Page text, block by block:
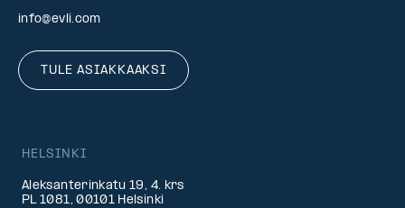
info@evli.com
TULE ASIAKKAAKSI
HELSINKI
Aleksanterinkatu 19, 4. krs
PL 1081, 00101 Helsinki